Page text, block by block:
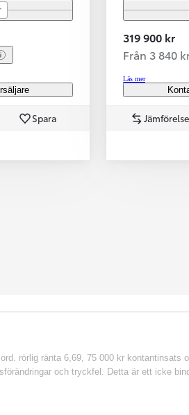
Spara
319 900 kr
Från 3 840
Läs mer
Jämförelse
rörlig ränta 6,69, 75 000 kr kontantinsats
och tryckfel. Detta är ett icke